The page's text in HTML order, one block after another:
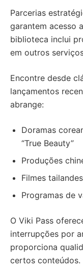
Parcerias
garantem acesso
biblioteca inclui
em outros
Encontre desde
lançamentos
abrange:
Doramas
“True Beauty”
Produções
Filmes
Programas de
O Viki Pass
interrupções por
proporciona
certos conteúdos.